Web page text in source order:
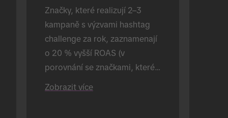
Značky, které realizují 2–3
kampaně s výzvami hashtag
challenge za rok, zaznamenají
o 20 % vyšší ROAS (v
porovnání se značkami, které
realizují jen jednu).
Zobrazit více